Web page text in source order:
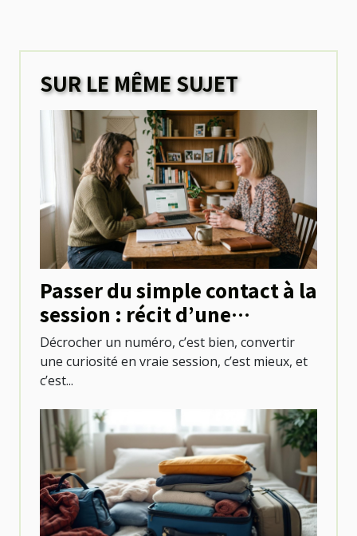
SUR LE MÊME SUJET
Passer du simple contact à la
session : récit d’une
première réservation réussie
Décrocher un numéro, c’est bien, convertir
une curiosité en vraie session, c’est mieux, et
c’est...